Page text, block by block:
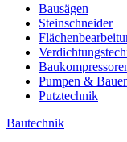
Bausägen
Steinschneider
Pumpen &
Putztechnik
Bautechnik